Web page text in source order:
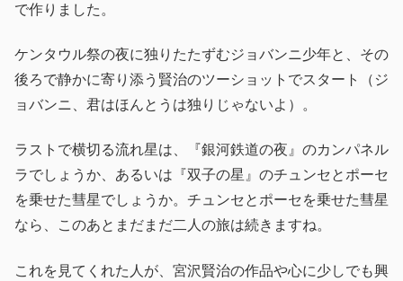
で作りました。
ケンタウル祭の夜に独りたたずむジョバンニ少年と、その
後ろで静かに寄り添う賢治のツーショットでスタート（ジ
ョバンニ、君はほんとうは独りじゃないよ）。
ラストで横切る流れ星は、『銀河鉄道の夜』のカンパネル
ラでしょうか、あるいは『双子の星』のチュンセとポーセ
を乗せた彗星でしょうか。チュンセとポーセを乗せた彗星
なら、このあとまだまだ二人の旅は続きますね。
これを見てくれた人が、宮沢賢治の作品や心に少しでも興